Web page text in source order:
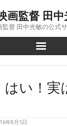
画監督 田
監督 田中光敏の公式
はい！実
年8月5日